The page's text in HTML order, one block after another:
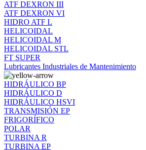
ATF DEXRON III
ATF DEXRON VI
HIDRO ATF L
HELICOIDAL
HELICOIDAL M
HELICOIDAL STL
FT SUPER
Lubricantes Industriales de Mantenimiento
HIDRÁULICO BP
HIDRÁULICO D
HIDRÁULICO HSVI
TRANSMISIÓN EP
FRIGORÍFICO
POLAR
TURBINA R
TURBINA EP